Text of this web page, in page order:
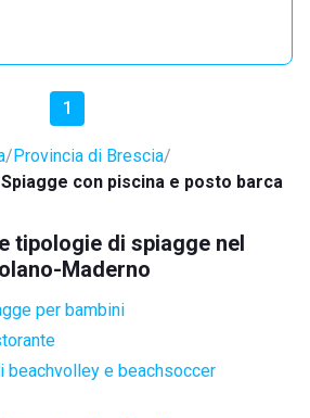
1
Provincia di Brescia
Spiagge con piscina e posto barca
tipologie di spiagge nel
Maderno
per bambini
beachvolley e beachsoccer